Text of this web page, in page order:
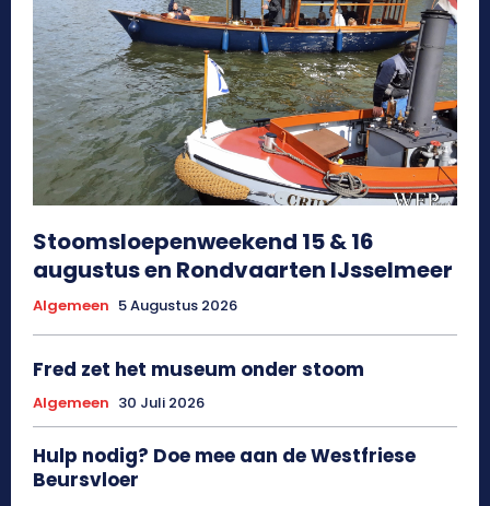
Stoomsloepenweekend 15 & 16
augustus en Rondvaarten IJsselmeer
Algemeen 5 Augustus 2026
Fred zet het museum onder stoom
Algemeen 30 Juli 2026
Hulp nodig? Doe mee aan de Westfriese
Beursvloer